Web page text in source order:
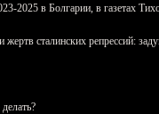
2025 в Болгарии, в газетах
сталинских репрессий: